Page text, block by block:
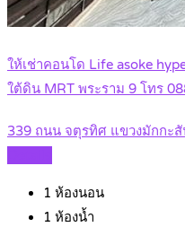
ให้เช่าคอนโด Life asoke
ใต้ดิน MRT พระราม 9 โทร
339 ถนน จตุรทิศ แขวงมักกะสั
1 ห้องนอน
1 ห้องน้ำ